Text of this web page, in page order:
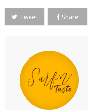
Tweet Share